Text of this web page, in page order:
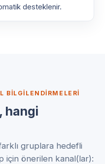
desteklenir.
BILGILENDIRMELERI
hangi
gruplara hedefli
için önerilen kanal(lar):